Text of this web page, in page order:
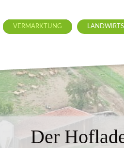
VERMARKTUNG
Der